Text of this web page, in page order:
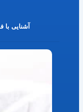
آشنایی با